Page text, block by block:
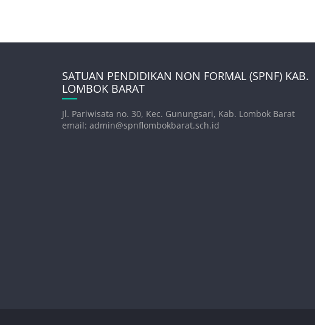
SATUAN PENDIDIKAN NON FORMAL (SPNF) KAB.
LOMBOK BARAT
Jl. Pariwisata no. 30, Kec. Gunungsari, Kab. Lombok Barat
email: admin@spnflombokbarat.sch.id